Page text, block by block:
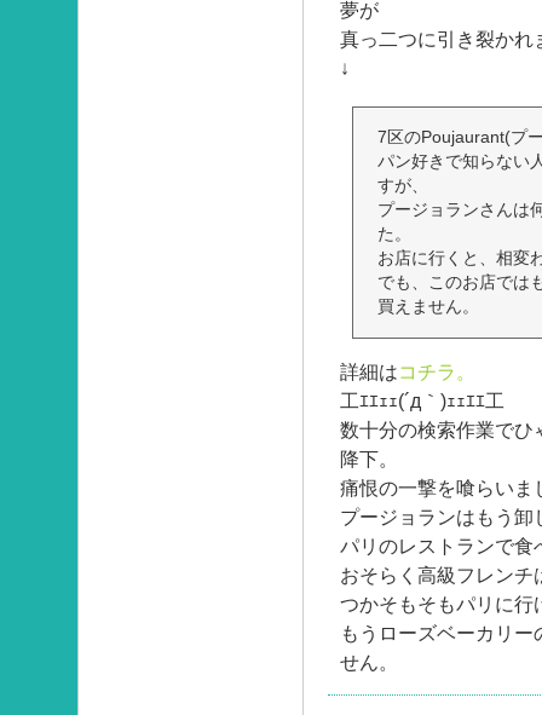
夢が
真っ二つに引き裂かれ
↓
7区のPoujaurant(プ
パン好きで知らない
すが、
プージョランさんは
た。
お店に行くと、相変
でも、このお店では
買えません。
詳細はコチラ。
工ｴｴｪｪ(´д｀)ｪｪｴｴ工
数十分の検索作業でひ
降下。
痛恨の一撃を喰らいま
プージョランはもう
パリのレストランで食
おそらく高級フレン
つかそもそもパリに行
もうローズベーカリ
せん。